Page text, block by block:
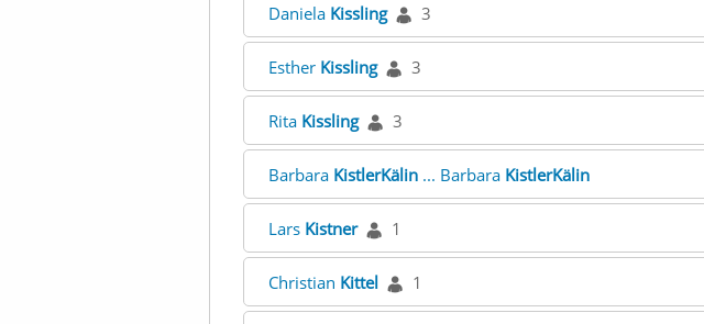
Daniela Kissling 3
Esther Kissling 3
Rita Kissling 3
Barbara KistlerKälin... Barbara KistlerKälin
Lars Kistner 1
Christian Kittel 1